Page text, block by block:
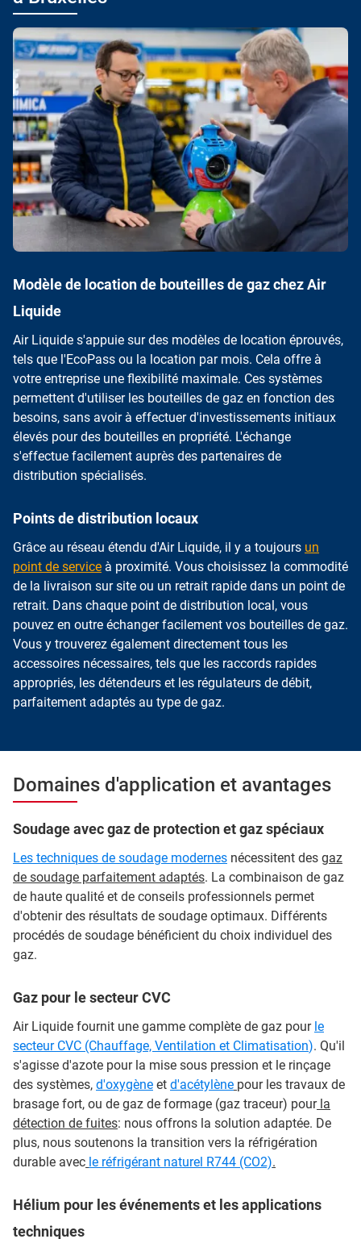
Modèle de location de bouteilles de gaz chez Air
Liquide
Air Liquide s'appuie sur des modèles de location éprouvés,
tels que l'EcoPass ou la location par mois. Cela offre à
votre entreprise une flexibilité maximale. Ces systèmes
permettent d'utiliser les bouteilles de gaz en fonction des
besoins, sans avoir à effectuer d'investissements initiaux
élevés pour des bouteilles en propriété. L'échange
s'effectue facilement auprès des partenaires de
distribution spécialisés.
Points de distribution locaux
Grâce au réseau étendu d'Air Liquide, il y a toujours un
point de service à proximité. Vous choisissez la commodité
de la livraison sur site ou un retrait rapide dans un point de
retrait. Dans chaque point de distribution local, vous
pouvez en outre échanger facilement vos bouteilles de gaz.
Vous y trouverez également directement tous les
accessoires nécessaires, tels que les raccords rapides
appropriés, les détendeurs et les régulateurs de débit,
parfaitement adaptés au type de gaz.
Domaines d'application et avantages
Soudage avec gaz de protection et gaz spéciaux
Les techniques de soudage modernes nécessitent des gaz
de soudage parfaitement adaptés. La combinaison de gaz
de haute qualité et de conseils professionnels permet
d'obtenir des résultats de soudage optimaux. Différents
procédés de soudage bénéficient du choix individuel des
gaz.
Gaz pour le secteur CVC
Air Liquide fournit une gamme complète de gaz pour le
secteur CVC (Chauffage, Ventilation et Climatisation). Qu'il
s'agisse d'azote pour la mise sous pression et le rinçage
des systèmes, d'oxygène et d'acétylène pour les travaux de
brasage fort, ou de gaz de formage (gaz traceur) pourla
détection de fuites: nous offrons la solution adaptée. De
plus, nous soutenons la transition vers la réfrigération
durable avec le réfrigérant naturel R744 (CO2).
Hélium pour les événements et les applications
techniques